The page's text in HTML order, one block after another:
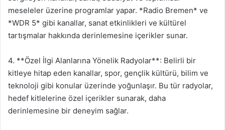
meseleler üzerine programlar yapar. *Radio Bremen* ve
*WDR 5* gibi kanallar, sanat etkinlikleri ve kültürel
tartışmalar hakkında derinlemesine içerikler sunar.
4. **Özel İlgi Alanlarına Yönelik Radyolar**: Belirli bir
kitleye hitap eden kanallar, spor, gençlik kültürü, bilim ve
teknoloji gibi konular üzerinde yoğunlaşır. Bu tür radyolar,
hedef kitlelerine özel içerikler sunarak, daha
derinlemesine bir deneyim sağlar.